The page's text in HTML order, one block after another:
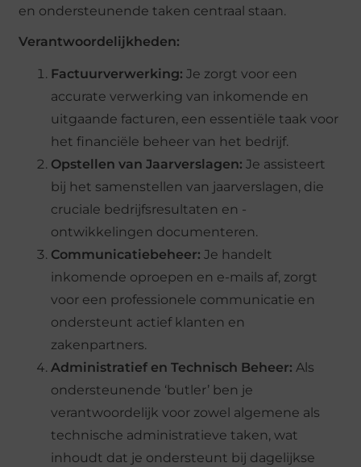
en ondersteunende taken centraal staan.
Verantwoordelijkheden:
Factuurverwerking: Je zorgt voor een
accurate verwerking van inkomende en
uitgaande facturen, een essentiële taak voor
het financiële beheer van het bedrijf.
Opstellen van Jaarverslagen: Je assisteert
bij het samenstellen van jaarverslagen, die
cruciale bedrijfsresultaten en -
ontwikkelingen documenteren.
Communicatiebeheer: Je handelt
inkomende oproepen en e-mails af, zorgt
voor een professionele communicatie en
ondersteunt actief klanten en
zakenpartners.
Administratief en Technisch Beheer: Als
ondersteunende ‘butler’ ben je
verantwoordelijk voor zowel algemene als
technische administratieve taken, wat
inhoudt dat je ondersteunt bij dagelijkse